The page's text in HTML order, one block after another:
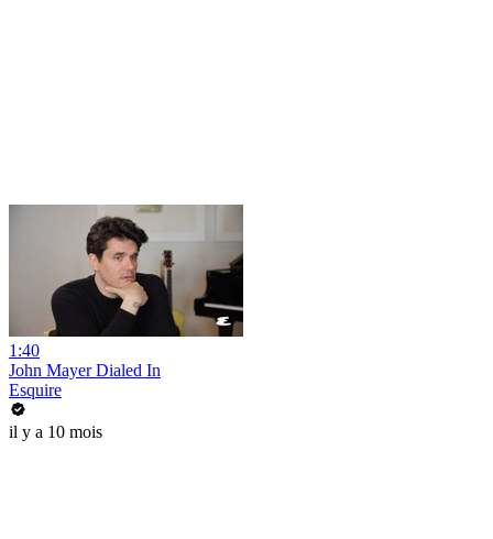
1:40
John Mayer Dialed In
Esquire
il y a 10 mois